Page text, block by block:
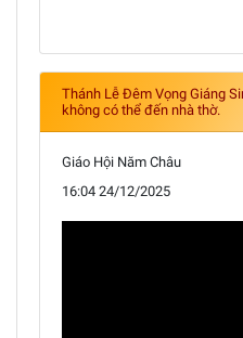
Thánh Lễ Đêm Vọng Giáng
không có thể đến nhà thờ.
Giáo Hội Năm Châu
16:04 24/12/2025